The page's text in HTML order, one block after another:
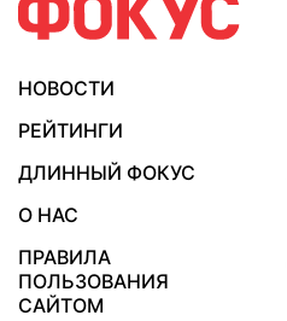
НОВОСТИ
РЕЙТИНГИ
ДЛИННЫЙ ФОКУС
О НАС
ПРАВИЛА
ПОЛЬЗОВАНИЯ
САЙТОМ